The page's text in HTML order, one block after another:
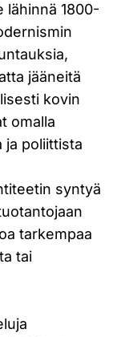
lähinnä 1800-
jääneitä
kovin
omalla
ja poliittista
syntyä
tarkempaa
tai